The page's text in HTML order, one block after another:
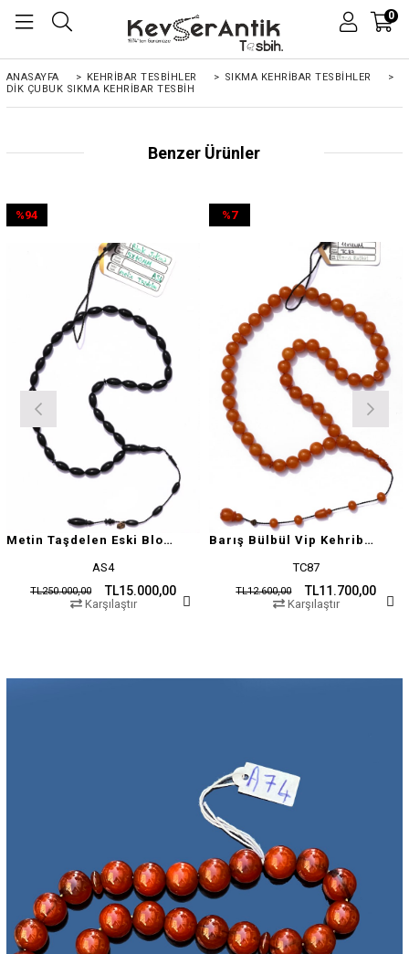
0
ANASAYFA > KEHRIBAR TESBIHLER > SIKMA KEHRİBAR TESBİHLER
>
DIK ÇUBUK SIKMA KEHRIBAR TESBIH
Benzer Ürünler
Metin Taşdelen Eski Blok Sıkma
AS4
TL15.000,00
TL250.000,00
%94
Karşılaştır
Barış Bülbül Vip Kehribar Tesbih
TC87
TL11.700,00
TL12.600,00
%7
Karşılaştır